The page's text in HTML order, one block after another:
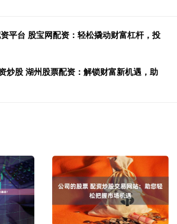
平台 股宝网配资：轻松撬动财富杠杆，投
炒股 湖州股票配资：解锁财富新机遇，助